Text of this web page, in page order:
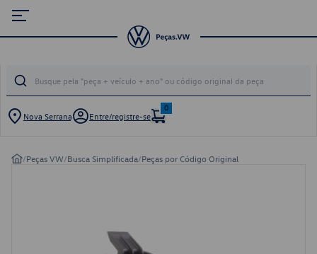
Nova Serrana Entre/registre-se
0
/Peças VW/Busca Simplificada/Peças por Código Original